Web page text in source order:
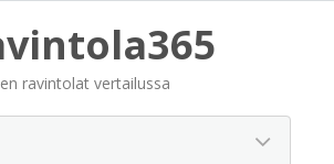
ravintolat vertailussa